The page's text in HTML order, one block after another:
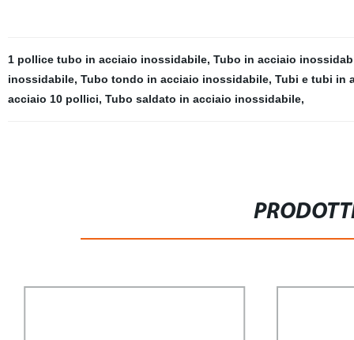
1 pollice tubo in acciaio inossidabile, Tubo in acciaio
inossidabile, Tubo tondo in acciaio inossidabile, Tubi e tubi in
acciaio 10 pollici, Tubo saldato in acciaio inossidabile,